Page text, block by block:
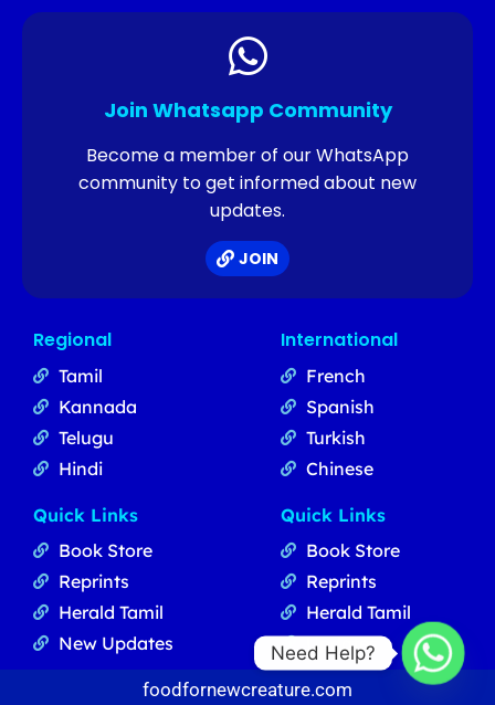
Join Whatsapp Community
Become a member of our WhatsApp
community to get informed about new
updates.
JOIN
Regional
Tamil
Kannada
Telugu
Hindi
International
French
Spanish
Turkish
Chinese
Quick Links
Book Store
Reprints
Herald Tamil
New Updates
Quick Links
Book Store
Reprints
Herald Tamil
Updates
foodfornewcreature.com
Need Help?